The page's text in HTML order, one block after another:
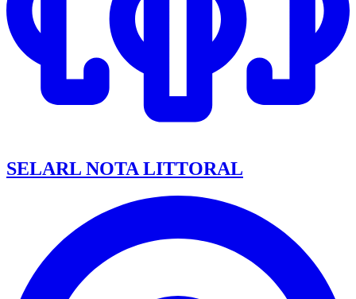
SELARL NOTA LITTORAL